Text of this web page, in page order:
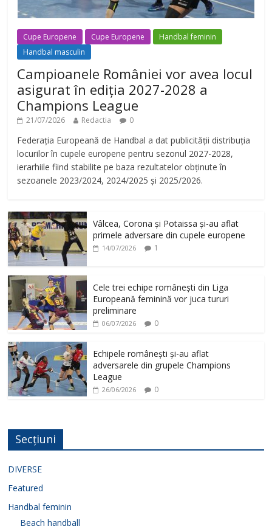
Cupe Europene Cupe Europene
Handbal feminin
Handbal masculin
Campioanele României vor avea locul
asigurat în ediția 2027-2028 a
Champions League
21/07/2026 Redactia 0
Federația Europeană de Handbal a dat publicității distribuția
locurilor în cupele europene pentru sezonul 2027-2028,
ierarhiile fiind stabilite pe baza rezultatelor obținute în
sezoanele 2023/2024, 2024/2025 și 2025/2026.
Vâlcea, Corona și Potaissa și-au aflat
primele adversare din cupele europene
14/07/2026 1
Cele trei echipe românești din Liga
Europeană feminină vor juca tururi
preliminare
06/07/2026 0
Echipele românești și-au aflat
adversarele din grupele Champions
League
26/06/2026 0
Secțiuni
DIVERSE
Featured
Handbal feminin
Beach handball